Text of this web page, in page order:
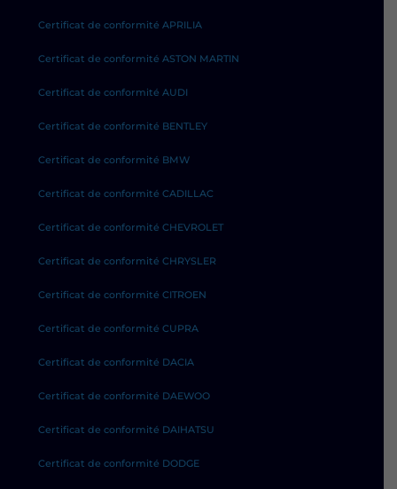
Certificat de conformité APRILIA
Certificat de conformité ASTON MARTIN
Certificat de conformité AUDI
Certificat de conformité BENTLEY
Certificat de conformité BMW
Certificat de conformité CADILLAC
Certificat de conformité CHEVROLET
Certificat de conformité CHRYSLER
Certificat de conformité CITROEN
Certificat de conformité CUPRA
Certificat de conformité DACIA
Certificat de conformité DAEWOO
Certificat de conformité DAIHATSU
Certificat de conformité DODGE